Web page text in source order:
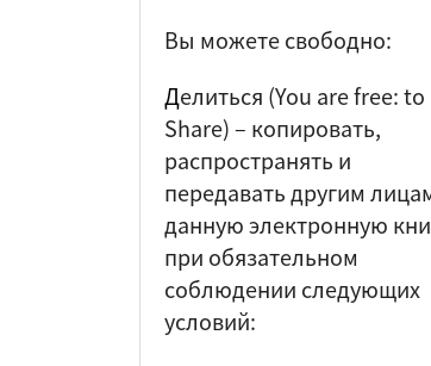
Вы можете свободно:
Делиться (You are free: to
Share) – копировать,
распространять и
передавать другим
данную электронную
при обязательном
соблюдении следующих
условий: